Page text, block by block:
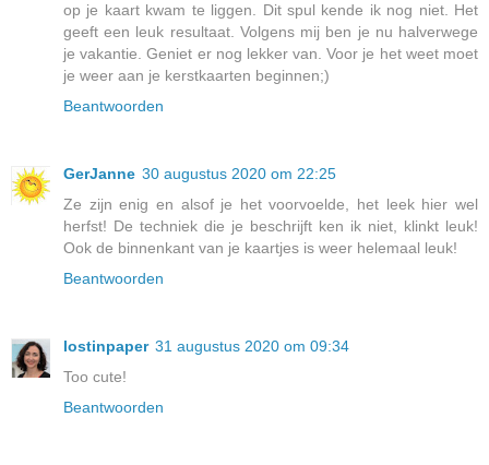
op je kaart kwam te liggen. Dit spul kende ik nog niet. Het
geeft een leuk resultaat. Volgens mij ben je nu halverwege
je vakantie. Geniet er nog lekker van. Voor je het weet moet
je weer aan je kerstkaarten beginnen;)
Beantwoorden
GerJanne 30 augustus 2020 om 22:25
Ze zijn enig en alsof je het voorvoelde, het leek hier wel
herfst! De techniek die je beschrijft ken ik niet, klinkt leuk!
Ook de binnenkant van je kaartjes is weer helemaal leuk!
Beantwoorden
lostinpaper 31 augustus 2020 om 09:34
Too cute!
Beantwoorden